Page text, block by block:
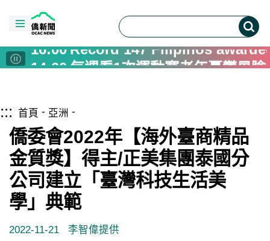
:::僑務電子報首頁
17:00
陳建仁會晤李安妮 探討李登
16:00
Record 147 Filipinos
14:00 每週看1次運動賽老年憂鬱風
08:00 中央補助1.58億 桃園平鎮金
04:00再見「刺秦」 香港漫畫家利志
04:00亞洲花滑錦標賽台灣奪1金5銀
00:00墾管處響應世界清潔日 淨灘
17:00陳建仁會晤李安妮 探討李登輝
16:00Record 147 Filipinos
14:00
每週看1次運動賽老年憂鬱風
首頁 亞洲
僑委會2022年【海外臺商精品
金質獎】得主/正美集團泰國分
公司建立「臺灣科技生活美
學」典範
2022-11-21 李智偉提供